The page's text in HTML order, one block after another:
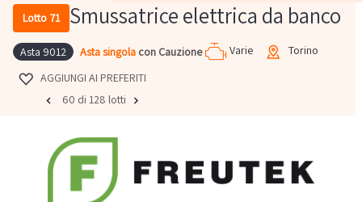
Lotto 71 Smussatrice elettrica da banco
Asta 9012 Asta singola con Cauzione Varie
Torino
AGGIUNGI AI PREFERITI
60 di 128 lotti